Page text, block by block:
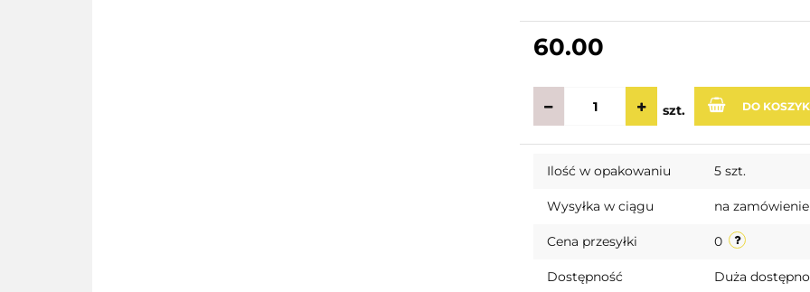
60.00
szt. DO
Ilość w opakowaniu 5 szt.
Wysyłka w ciągu na zamówienie
Cena przesyłki 0
Dostępność Duża